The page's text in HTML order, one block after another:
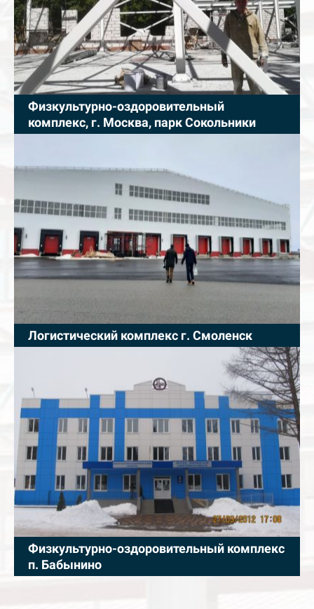
Физкультурно-оздоровительный
комплекс, г. Москва, парк Сокольники
Логистический комплекс г. Смоленск
Физкультурно-оздоровительный комплекс
п. Бабынино